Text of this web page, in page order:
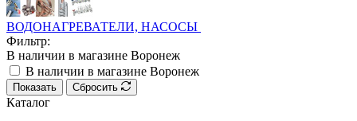
ВОДОНАГРЕВАТЕЛИ, НАСОСЫ
Фильтр:
В наличии в магазине Воронеж
В наличии в магазине Воронеж
Показать Сбросить
Каталог